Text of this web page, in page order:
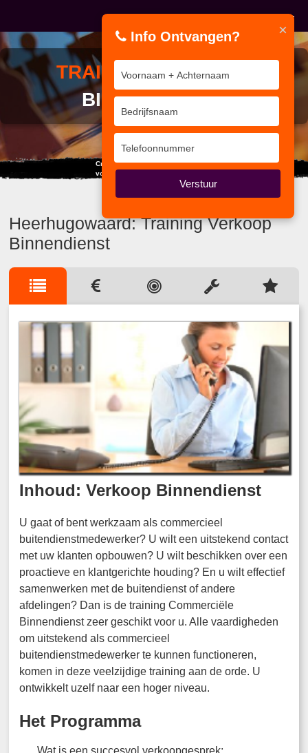
TRAININGVERKOOP
BINNENDIENST
Creëer nu je eigen toekomst,
voordat een ander het voor je doet.
Heerhugowaard: Training Verkoop
Binnendienst
Inhoud: Verkoop Binnendienst
U gaat of bent werkzaam als commercieel
buitendienstmedewerker? U wilt een uitstekend contact
met uw klanten opbouwen? U wilt beschikken over een
proactieve en klantgerichte houding? En u wilt effectief
samenwerken met de buitendienst of andere
afdelingen? Dan is de training Commerciële
Binnendienst zeer geschikt voor u. Alle vaardigheden
om uitstekend als commercieel
buitendienstmedewerker te kunnen functioneren,
komen in deze veelzijdige training aan de orde. U
ontwikkelt uzelf naar een hoger niveau.
Het Programma
×
Info Ontvangen?
Verstuur